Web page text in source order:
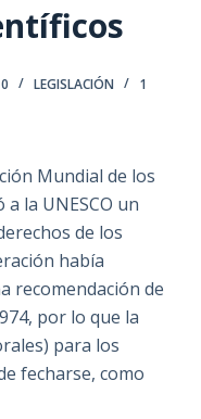
LEGISLACIÓN
1
Mundial de los
la UNESCO un
de los
había
recomendación de
por lo que la
para los
fecharse, como